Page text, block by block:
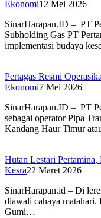
Ekonomi12 Mei 2026
SinarHarapan.ID – PT
Subholding Gas PT
implementasi budaya
Pertagas Resmi
Ekonomi7 Mei 2026
SinarHarapan.ID – PT
sebagai operator Pipa
Kandang Haur Timur
Hutan Lestari
Kesra22 Maret 2026
SinarHarapan.id – Di
diawali cahaya
Gumi…